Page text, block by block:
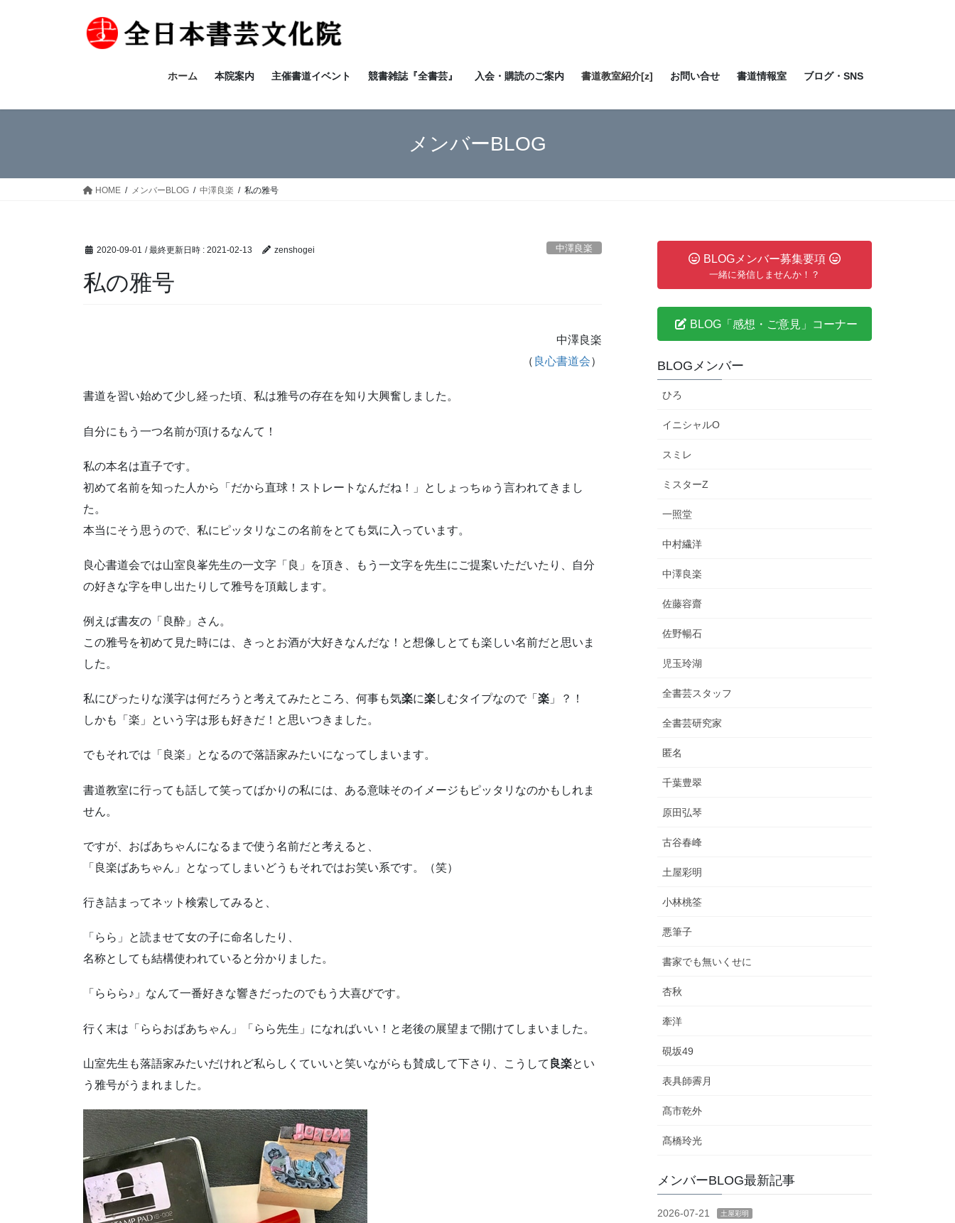
ス
ン
ホーム 本院案内 主催書道イベント 競書雑誌『全書芸』 入会・購読のご案内 書道教室紹介[z] お問い合せ 書道情報室 ブログ・SNS
メンバーBLOG
HOME メンバーBLOG 中澤良楽 私の雅号
2020-09-01 / 最終更新日時 : 2021-02-13 zenshogei 中澤良楽
私の雅号
中澤良楽
（ 良心書道会）
書道を習い始めて少し経った頃、私は雅号の存在を知り大興奮しました。
自分にもう一つ名前が頂けるなんて！
私の本名は直子です。
初めて名前を知った人から「だから直球！ストレートなんだね！」としょっちゅう言われてきまし
た。
本当にそう思うので、私にピッタリなこの名前をとても気に入っています。
良心書道会では山室良峯先生の一文字「良」を頂き、もう一文字を先生にご提案いただいたり、自分
の好きな字を申し出たりして雅号を頂戴します。
例えば書友の「良酔」さん。
この雅号を初めて見た時には、きっとお酒が大好きなんだな！と想像しとても楽しい名前だと思いま
した。
私にぴったりな漢字は何だろうと考えてみたところ、何事も気楽に楽しむタイプなので「 楽 」？！
しかも「楽」という字は形も好きだ！と思いつきました。
でもそれでは「良楽」となるので落語家みたいになってしまいます。
書道教室に行っても話して笑ってばかりの私には、ある意味そのイメージもピッタリなのかもしれま
せん。
ですが、おばあちゃんになるまで使う名前だと考えると、
「良楽ばあちゃん」となってしまいどうもそれではお笑い系です。（笑）
行き詰まってネット検索してみると、
「らら」と読ませて女の子に命名したり、
名称としても結構使われていると分かりました。
「ららら♪」なんて一番好きな響きだったのでもう大喜びです。
行く末は「ららおばあちゃん」「らら先生」になればいい！と老後の展望まで開けてしまいました。
山室先生も落語家みたいだけれど私らしくていいと笑いながらも賛成して下さり、こうして 良楽とい
う雅号がうまれました。
BLOGメンバー募集要項
一緒に発信しませんか！？
BLOG「感想・ご意見」コーナー
BLOGメンバー
ひろ
イニシャルO
スミレ
ミスターZ
一照堂
中村繊洋
中澤良楽
佐藤容齋
佐野暢石
児玉玲湖
全書芸スタッフ
全書芸研究家
匿名
千葉豊翠
原田弘琴
古谷春峰
土屋彩明
小林桃筌
悪筆子
書家でも無いくせに
杏秋
牽洋
硯坂49
表具師霽月
髙市乾外
髙橋玲光
メンバーBLOG最新記事
2026-07-21 土屋彩明